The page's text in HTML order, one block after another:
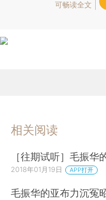
可畅读全文
相关阅读
［往期试听］毛振
2018年01月19日 APP打开
毛振华的亚布力沉冤